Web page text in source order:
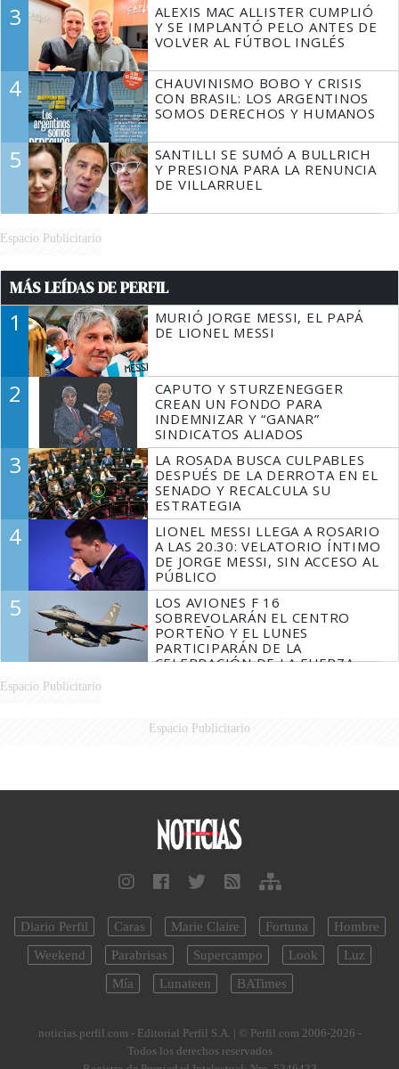
3
ALEXIS MAC ALLISTER CUMPLIÓ
Y SE IMPLANTÓ PELO ANTES DE
VOLVER AL FÚTBOL INGLÉS
4
CHAUVINISMO BOBO Y CRISIS
CON BRASIL: LOS ARGENTINOS
SOMOS DERECHOS Y HUMANOS
5
SANTILLI SE SUMÓ A BULLRICH
Y PRESIONA PARA LA RENUNCIA
DE VILLARRUEL
Espacio Publicitario
MÁS LEÍDAS DE PERFIL
1
MURIÓ JORGE MESSI, EL PAPÁ
DE LIONEL MESSI
2
CAPUTO Y STURZENEGGER
CREAN UN FONDO PARA
INDEMNIZAR Y “GANAR”
SINDICATOS ALIADOS
3
LA ROSADA BUSCA CULPABLES
DESPUÉS DE LA DERROTA EN EL
SENADO Y RECALCULA SU
ESTRATEGIA
4
LIONEL MESSI LLEGA A ROSARIO
A LAS 20.30: VELATORIO ÍNTIMO
DE JORGE MESSI, SIN ACCESO AL
PÚBLICO
5
LOS AVIONES F 16
SOBREVOLARÁN EL CENTRO
PORTEÑO Y EL LUNES
PARTICIPARÁN DE LA
CELEBRACIÓN DE LA FUERZA
Espacio Publicitario
Espacio Publicitario
Diario Perfil Caras Marie Claire Fortuna
Hombre
Weekend
Parabrisas Supercampo Look
Luz
Mía
Lunateen BATimes
noticias.perfil.com - Editorial Perfil S.A. | © Perfil.com 2006-2026 -
Todos los derechos reservados